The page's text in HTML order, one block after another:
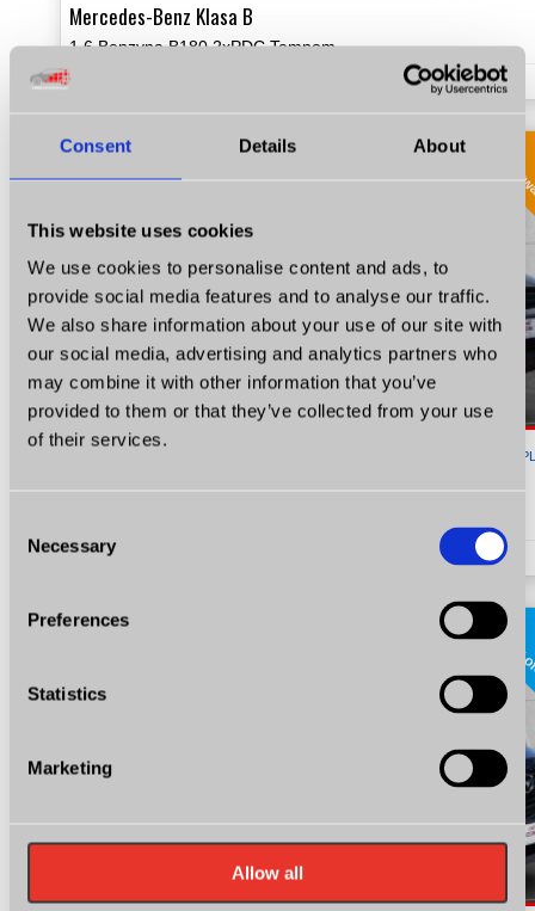
Consent Details About
This website uses cookies
We use cookies to personalise content and ads, to
provide social media features and to analyse our traffic.
We also share information about your use of our site with
our social media, advertising and analytics partners who
may combine it with other information that you’ve
provided to them or that they’ve collected from your use
of their services.
Selection
Necessary
Preferences
Statistics
Marketing
Allow all
Mercedes-Benz Klasa B
1.6 Benzyna B180 2xPDC Tempomat Certyfikat Prezentacja Video!
2.0